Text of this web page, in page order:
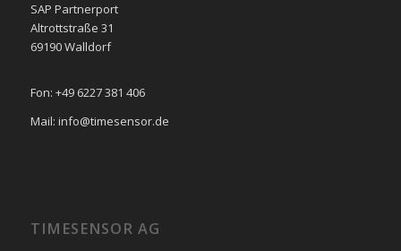
SAP Partnerport
Altrottstraße 31
69190 Walldorf
Fon: +49 6227 381 406
Mail: info@timesensor.de
TIMESENSOR AG